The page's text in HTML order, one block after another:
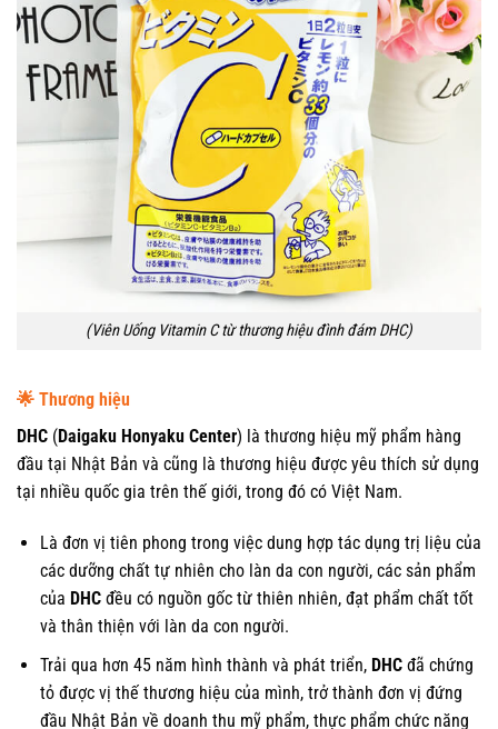
(Viên Uống Vitamin C từ thương hiệu đình đám DHC)
🌟 Thương hiệu
DHC (Daigaku Honyaku Center) là thương hiệu mỹ phẩm hàng
đầu tại Nhật Bản và cũng là thương hiệu được yêu thích sử dụng
tại nhiều quốc gia trên thế giới, trong đó có Việt Nam.
Là đơn vị tiên phong trong việc dung hợp tác dụng trị liệu của
các dưỡng chất tự nhiên cho làn da con người, các sản phẩm
của DHCđều có nguồn gốc từ thiên nhiên, đạt phẩm chất tốt
và thân thiện với làn da con người.
Trải qua hơn 45 năm hình thành và phát triển, DHCđã chứng
tỏ được vị thế thương hiệu của mình, trở thành đơn vị đứng
đầu Nhật Bản về doanh thu mỹ phẩm, thực phẩm chức năng